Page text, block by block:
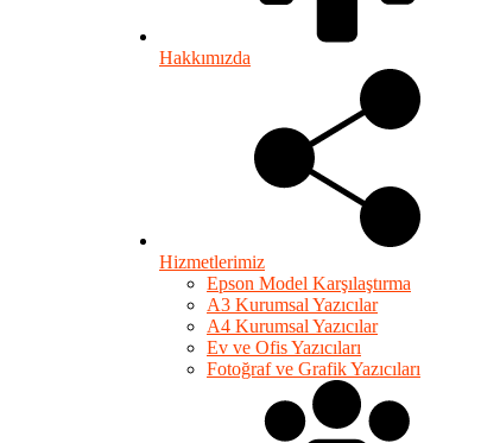
Hakkımızda
Hizmetlerimiz
Epson Model Karşılaştırma
A3 Kurumsal Yazıcılar
A4 Kurumsal Yazıcılar
Ev ve Ofis Yazıcıları
Fotoğraf ve Grafik Yazıcıları